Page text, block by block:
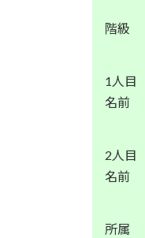
階級
1人目
名前
2人目
名前
所属